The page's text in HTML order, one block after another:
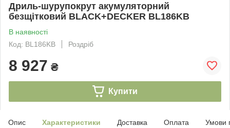
Дриль-шурупокрут акумуляторний
безщітковий BLACK+DECKER BL186KB
В наявності
Код: BL186KB
Роздріб
8 927 ₴
Купити
Опис Характеристики Доставка Оплата Умови